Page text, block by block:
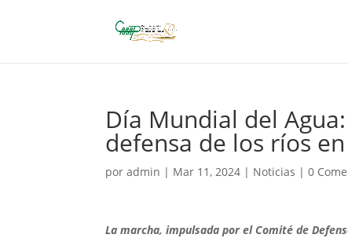
Día Mundial del
defensa de los ríos
poradmin | Mar 11, 2024 | Noticias |0
La marcha, impulsada por el Comité de